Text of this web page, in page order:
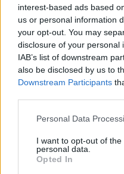
interest-based ads based
us or personal information
your opt-out. You may
disclosure of your personal
IAB’s list of downstream
also be disclosed by us to
Downstream Participants
Personal Data
I want to opt-out of
personal data.
Opted In
anuncio regata 470
páginas
Carta almuerzos y
clasificacion corta75 KB,
clasificacion larga72 KB, 24
Instrucciones Regata 470
5 páginas
Quest LocJack Security